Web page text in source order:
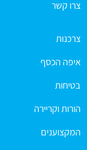
צרו קשר
צרכנות
איפה הכסף
בטיחות
הורות וקריירה
המקצוענים